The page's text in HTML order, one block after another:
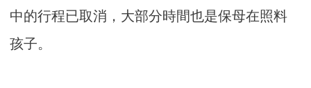
中的行程已取消，大部分時間也是保母在照料
孩子。